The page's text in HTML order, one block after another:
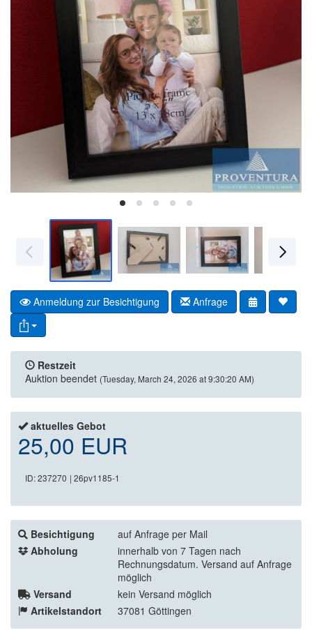
Anmeldung zur Besichtigung Anfrage
Restzeit
Auktion beendet (Tuesday, March 24, 2026 at 9:30:20 AM)
aktuelles Gebot
25,00 EUR
ID: 237270 | 26pv1185-1
Besichtigung
auf Anfrage per Mail
Abholung
innerhalb von 7 Tagen nach
Rechnungsdatum. Versand auf Anfrage
möglich
Versand
kein Versand möglich
Artikelstandort
37081 Göttingen